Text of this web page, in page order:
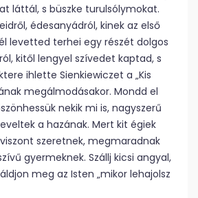
láttál, s büszke turulsólymokat.
édesanyádról, kinek az első
levetted terhei egy részét dolgos
kitől lengyel szívedet kaptad, s
ihlette Sienkiewiczet a „Kis
megálmodásakor. Mondd el
nekik mi is, nagyszerű
a hazának. Mert kit égiek
szeretnek, megmaradnak
gyermeknek. Szállj kicsi angyal,
meg az Isten „mikor lehajolsz